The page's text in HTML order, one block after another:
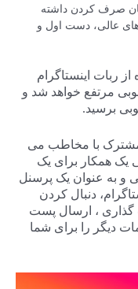
صرف کردن داشته
عالی، دست اول و
ربات اینستاگرام
مرتفع خواهد شد و
برسید.
مشترک با مخاطب می
یک همکار برای یک
و به عنوان یک پرسنل
دنبال کردن
گذاری ، ارسال پست
دیگر را برای شما